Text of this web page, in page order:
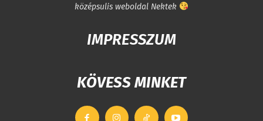
középsulis weboldal Nektek
IMPRESSZUM
KÖVESS MINKET